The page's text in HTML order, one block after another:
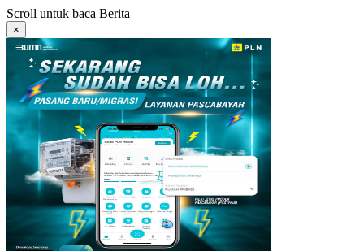
Langsung
ke
konten
Scroll untuk baca Berita
×